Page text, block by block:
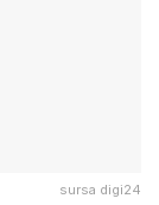
sursa digi24